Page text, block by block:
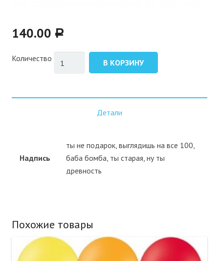
140.00 Р
Количество В КОРЗИНУ
Детали
Надпись
ты не подарок, выглядишь на все 100,
баба бомба, ты старая, ну ты
древность
Похожие товары